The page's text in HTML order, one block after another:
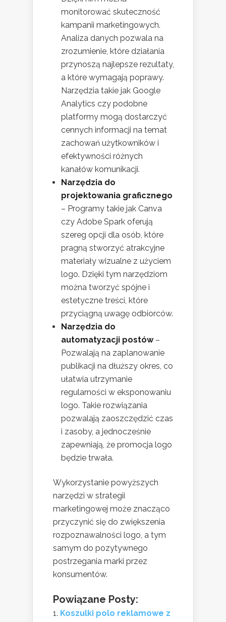
monitorować skuteczność
kampanii marketingowych.
Analiza danych pozwala na
zrozumienie, które działania
przynoszą najlepsze rezultaty,
a które wymagają poprawy.
Narzędzia takie jak Google
Analytics czy podobne
platformy mogą dostarczyć
cennych informacji na temat
zachowań użytkowników i
efektywności różnych
kanałów komunikacji.
Narzędzia do
projektowania graficznego
– Programy takie jak Canva
czy Adobe Spark oferują
szereg opcji dla osób, które
pragną stworzyć atrakcyjne
materiały wizualne z użyciem
logo. Dzięki tym narzędziom
można tworzyć spójne i
estetyczne treści, które
przyciągną uwagę odbiorców.
Narzędzia do
automatyzacji postów–
Pozwalają na zaplanowanie
publikacji na dłuższy okres, co
ułatwia utrzymanie
regularności w eksponowaniu
logo. Takie rozwiązania
pozwalają zaoszczędzić czas
i zasoby, a jednocześnie
zapewniają, że promocja logo
będzie trwała.
Wykorzystanie powyższych
narzędzi w strategii
marketingowej może znacząco
przyczynić się do zwiększenia
rozpoznawalności logo, a tym
samym do pozytywnego
postrzegania marki przez
konsumentów.
Powiązane Posty:
Koszulki polo reklamowe z